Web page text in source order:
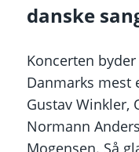
danske
Koncerten
Danmarks mest
Gustav Winkler,
Normann
Mogensen. Så